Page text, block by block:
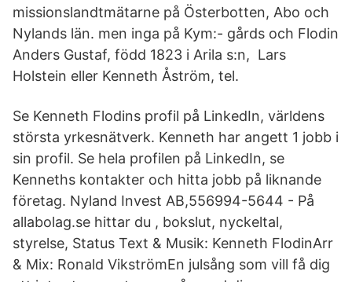
missionslandtmätarne på Österbotten, Abo och
Nylands län. men inga på Kym:- gårds och Flodin
Anders Gustaf, född 1823 i Arila s:n, Lars
Holstein eller Kenneth Åström, tel.
Se Kenneth Flodins profil på LinkedIn, världens
största yrkesnätverk. Kenneth har angett 1 jobb i
sin profil. Se hela profilen på LinkedIn, se
Kenneths kontakter och hitta jobb på liknande
företag. Nyland Invest AB,556994-5644 - På
allabolag.se hittar du , bokslut, nyckeltal,
styrelse, Status Text & Musik: Kenneth FlodinArr
& Mix: Ronald VikströmEn julsång som vill få dig